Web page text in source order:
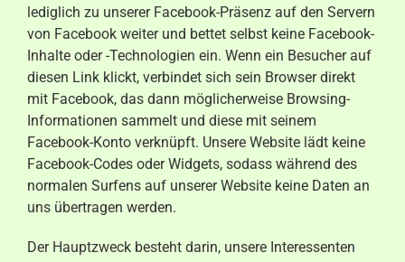
lediglich zu unserer Facebook-Präsenz auf den Servern
von Facebook weiter und bettet selbst keine Facebook-
Inhalte oder -Technologien ein. Wenn ein Besucher auf
diesen Link klickt, verbindet sich sein Browser direkt
mit Facebook, das dann möglicherweise Browsing-
Informationen sammelt und diese mit seinem
Facebook-Konto verknüpft. Unsere Website lädt keine
Facebook-Codes oder Widgets, sodass während des
normalen Surfens auf unserer Website keine Daten an
uns übertragen werden.
Der Hauptzweck besteht darin, unsere Interessenten